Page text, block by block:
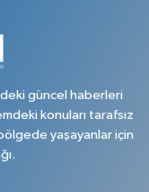
güncel haberleri
konuları tarafsız
yaşayanlar için